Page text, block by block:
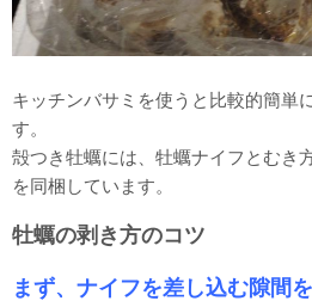
キッチンバサミを使うと比較的簡単
す。
殻つき牡蠣には、牡蠣ナイフとむき
を同梱しています。
牡蠣の剥き方のコツ
まず、ナイフを差し込む隙間